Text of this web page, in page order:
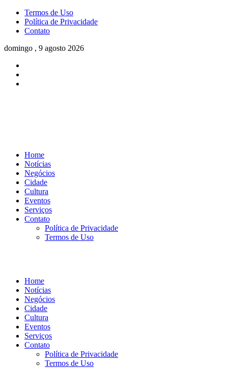
Termos de Uso
Política de Privacidade
Contato
domingo , 9 agosto 2026
Home
Notícias
Negócios
Cidade
Cultura
Eventos
Serviços
Contato
Política de Privacidade
Termos de Uso
Home
Notícias
Negócios
Cidade
Cultura
Eventos
Serviços
Contato
Política de Privacidade
Termos de Uso